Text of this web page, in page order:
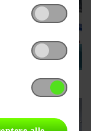
329.900 kr.